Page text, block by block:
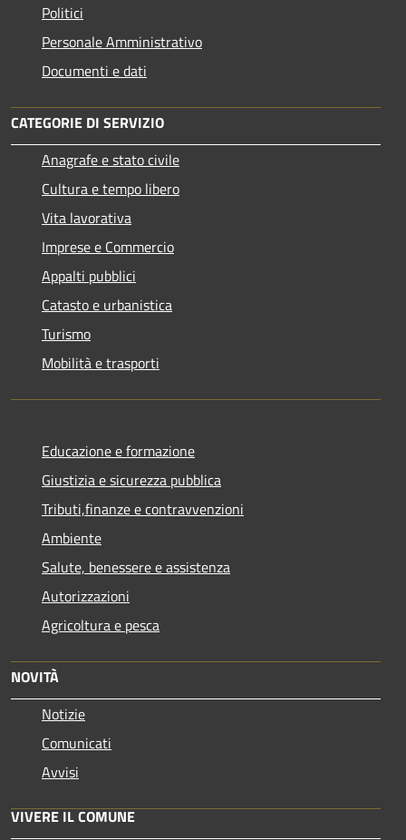
Politici
Personale Amministrativo
Documenti e dati
CATEGORIE DI SERVIZIO
Anagrafe e stato civile
Cultura e tempo libero
Vita lavorativa
Imprese e Commercio
Appalti pubblici
Catasto e urbanistica
Turismo
Mobilità e trasporti
Educazione e formazione
Giustizia e sicurezza pubblica
Tributi,finanze e contravvenzioni
Ambiente
Salute, benessere e assistenza
Autorizzazioni
Agricoltura e pesca
NOVITÀ
Notizie
Comunicati
Avvisi
VIVERE IL COMUNE